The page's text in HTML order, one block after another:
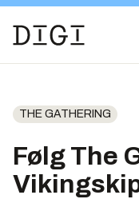
THE GATHERING
Følg The